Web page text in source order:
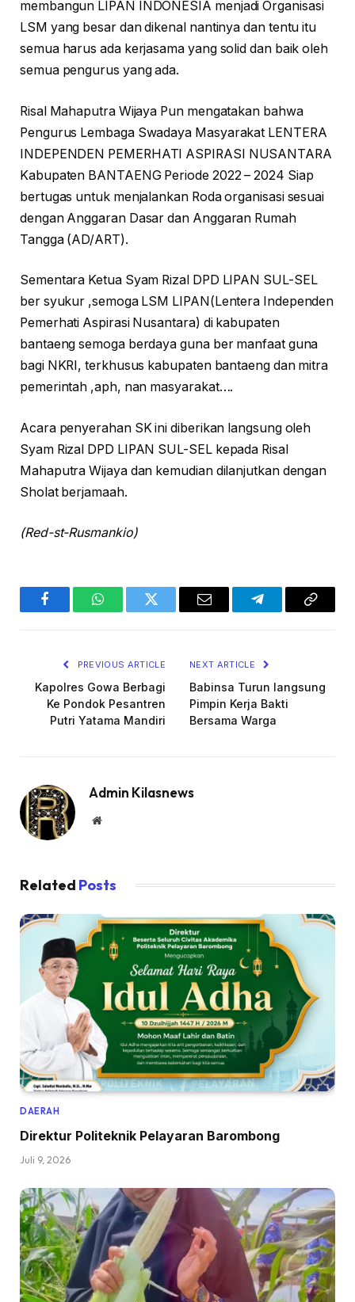
membangun LIPAN INDONESIA menjadi Organisasi
LSM yang besar dan dikenal nantinya dan tentu itu
semua harus ada kerjasama yang solid dan baik oleh
semua pengurus yang ada.
Risal Mahaputra Wijaya Pun mengatakan bahwa
Pengurus Lembaga Swadaya Masyarakat LENTERA
INDEPENDEN PEMERHATI ASPIRASI NUSANTARA
Kabupaten BANTAENG Periode 2022 – 2024 Siap
bertugas untuk menjalankan Roda organisasi sesuai
dengan Anggaran Dasar dan Anggaran Rumah
Tangga (AD/ART).
Sementara Ketua Syam Rizal DPD LIPAN SUL-SEL
ber syukur ,semoga LSM LIPAN(Lentera Independen
Pemerhati Aspirasi Nusantara) di kabupaten
bantaeng semoga berdaya guna ber manfaat guna
bagi NKRI, terkhusus kabupaten bantaeng dan mitra
pemerintah ,aph, nan masyarakat….
Acara penyerahan SK ini diberikan langsung oleh
Syam Rizal DPD LIPAN SUL-SEL kepada Risal
Mahaputra Wijaya dan kemudian dilanjutkan dengan
Sholat berjamaah.
(Red-st-Rusmankio)
FacebookWhatsAppTwitter Email TelegramCopy
PREVIOUS ARTICLE
Kapolres Gowa Berbagi
Ke Pondok Pesantren
Putri Yatama Mandiri
NEXT ARTICLE
Babinsa Turun langsung
Pimpin Kerja Bakti
Bersama Warga
Admin Kilasnews
Website
Related Posts
DAERAH
Direktur Politeknik Pelayaran Barombong
Juli 9, 2026